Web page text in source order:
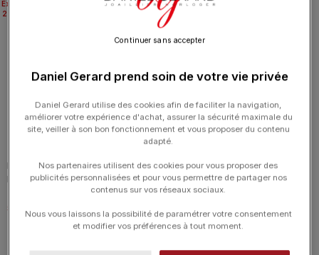
24H
Expédié
Bracelet gigi CLOZEAU Coeur
Lumière Diamants Or
545.00
24H
Expédié
Bracelet Cheville gigi CLOZEAU
Classique Or
305.00
Daniel Gerard prend soin de votre vie privée
Daniel Gerard utilise des cookies afin de faciliter la navigation,
améliorer votre expérience d'achat, assurer la sécurité maximale du
site, veiller à son bon fonctionnement et vous proposer du contenu
adapté.
Nos partenaires utilisent des cookies pour vous proposer des
publicités personnalisées et pour vous permettre de partager nos
contenus sur vos réseaux sociaux.
Nous vous laissons la possibilité de paramétrer votre consentement
et modifier vos préférences à tout moment.
Continuer sans accepter